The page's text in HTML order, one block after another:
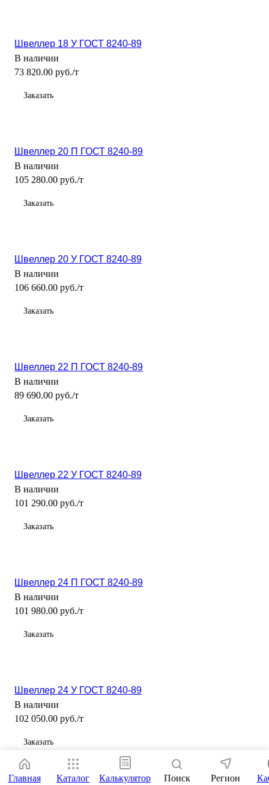
Швеллер 18 У ГОСТ 8240-89
В наличии
73 820.00 руб./т
Заказать
Швеллер 20 П ГОСТ 8240-89
В наличии
105 280.00 руб./т
Заказать
Швеллер 20 У ГОСТ 8240-89
В наличии
106 660.00 руб./т
Заказать
Швеллер 22 П ГОСТ 8240-89
В наличии
89 690.00 руб./т
Заказать
Швеллер 22 У ГОСТ 8240-89
В наличии
101 290.00 руб./т
Заказать
Швеллер 24 П ГОСТ 8240-89
В наличии
101 980.00 руб./т
Заказать
Швеллер 24 У ГОСТ 8240-89
В наличии
102 050.00 руб./т
Заказать
Главная Каталог Калькулятор Поиск Регион